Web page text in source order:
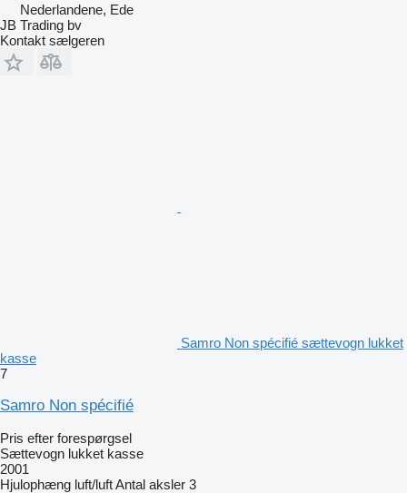
Nederlandene, Ede
JB Trading bv
Kontakt sælgeren
Samro Non spécifié sættevogn lukket
kasse
7
Samro Non spécifié
Pris efter forespørgsel
Sættevogn lukket kasse
2001
Hjulophæng luft/luftAntal aksler 3